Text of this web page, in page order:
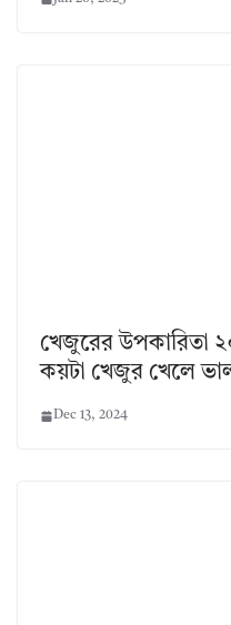
খেজুরের উপকারিতা
কয়টা খেজুর খেলে
Dec 13, 2024